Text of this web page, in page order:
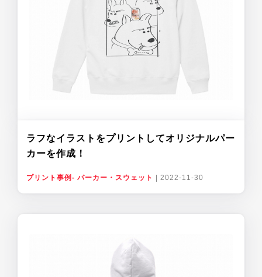
ラフなイラストをプリントしてオリジナルパー
カーを作成！
プリント事例- パーカー・スウェット 2022-11-30